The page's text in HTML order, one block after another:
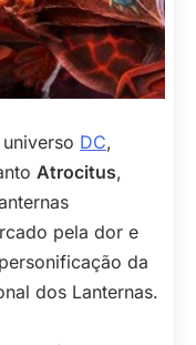
DC,
Atrocitus,
pela dor e
da
dos Lanternas.